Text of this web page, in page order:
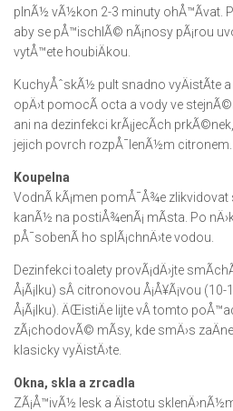
plnÃ½ vÃ½kon 2-3 minuty ohÅ™Ã­vat.
aby se pÅ™ischlÃ© nÃ¡nosy pÃ¡rou
vytÅ™ete houbiÄkou.
KuchyÅˆskÃ½ pult snadno vyÄistÃ­te a
opÄ›t pomocÃ­ octa a vody ve
ani na dezinfekci krÃ¡jecÃ­ch
jejich povrch rozpÅ¯lenÃ½m citronem.
Koupelna
VodnÃ­ kÃ¡men pomÅ¯Å¾e
kanÃ½ na postiÅ¾enÃ¡ mÃ­sta. Po
pÅ¯sobenÃ­ ho splÃ¡chnÄ›te vodou.
Dezinfekci toalety provÃ¡dÄ›jte
Å¡Ã¡lku) sÂ citronovou Å¡Å¥Ã¡vou
Å¡Ã¡lku). ÄŒistiÄe lijte vÂ tomto
zÃ¡chodovÃ© mÃ­sy, kde smÄ›s
klasicky vyÄistÄ›te.
Okna, skla a zrcadla
ZÃ¡Å™ivÃ½ lesk a Äistotu